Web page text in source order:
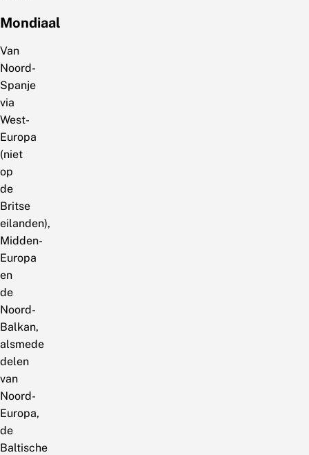
Mondiaal
Van
Noord-
Spanje
via
West-
Europa
(niet
op
de
Britse
eilanden),
Midden-
Europa
en
de
Noord-
Balkan,
alsmede
delen
van
Noord-
Europa,
de
Baltische